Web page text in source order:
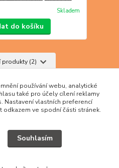
Skladem
do košíku
(2)
používání webu, analytické
také pro účely cílení reklamy
Nastavení vlastních preferencí
odkazem ve spodní části stránek.
Souhlasím